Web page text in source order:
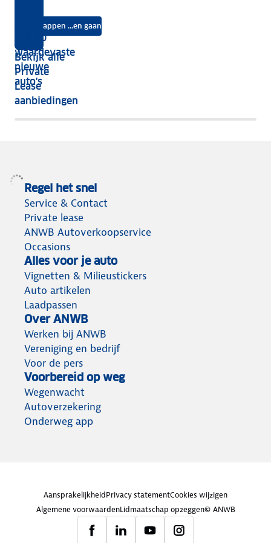
Instappen ...en gaan
Bekijk alle
Private
Lease
aanbiedingen
écht
vijf
jaar
nog
het
meeste
Top 10
waardevaste
nieuwe
auto's
Regel het snel
Service & Contact
Private lease
ANWB Autoverkoopservice
Occasions
Alles voor je auto
Vignetten & Milieustickers
Auto artikelen
Laadpassen
Over ANWB
Werken bij ANWB
Vereniging en bedrijf
Voor de pers
Voorbereid op weg
Wegenwacht
Autoverzekering
Onderweg app
AansprakelijkheidPrivacy statementCookies wijzigen
Algemene voorwaardenLidmaatschap opzeggen© ANWB